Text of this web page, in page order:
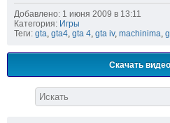
Добавлено: 1 июня 2009 в 13:11
Категория: Игры
Теги: gta, gta4, gta 4, gta iv, machinima,
Скачать